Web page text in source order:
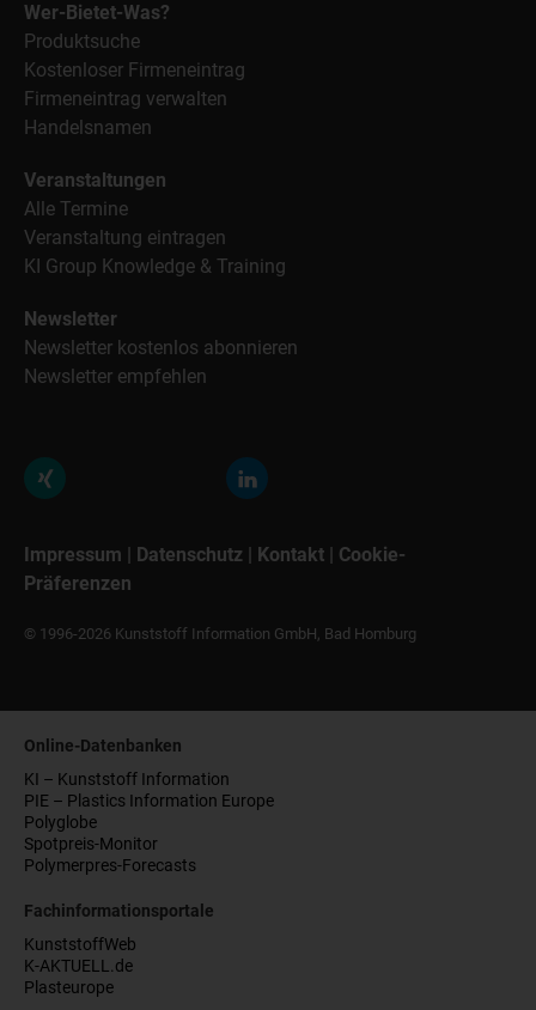
Wer-Bietet-Was?
Produktsuche
Kostenloser Firmeneintrag
Firmeneintrag verwalten
Handelsnamen
Veranstaltungen
Alle Termine
Veranstaltung eintragen
KI Group Knowledge & Training
Newsletter
Newsletter kostenlos abonnieren
Newsletter empfehlen
Impressum | Datenschutz | Kontakt | Cookie-
Präferenzen
© 1996-2026 Kunststoff Information GmbH, Bad Homburg
Online-Datenbanken
KI – Kunststoff Information
PIE – Plastics Information Europe
Polyglobe
Spotpreis-Monitor
Polymerpres-Forecasts
Fachinformationsportale
KunststoffWeb
K-AKTUELL.de
Plasteurope